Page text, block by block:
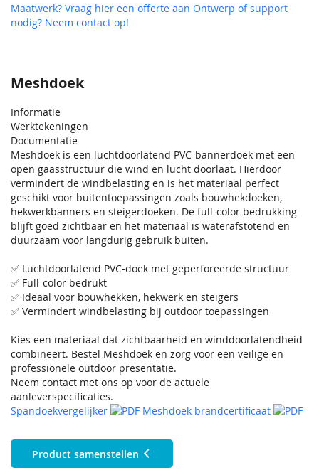
Meshdoek
Informatie
Werktekeningen
Documentatie
Meshdoek is een luchtdoorlatend PVC-bannerdoek met een
open gaasstructuur die wind en lucht doorlaat. Hierdoor
vermindert de windbelasting en is het materiaal perfect
geschikt voor buitentoepassingen zoals bouwhekdoeken,
hekwerkbanners en steigerdoeken. De full-color bedrukking
blijft goed zichtbaar en het materiaal is waterafstotend en
duurzaam voor langdurig gebruik buiten.
✅ Luchtdoorlatend PVC-doek met geperforeerde structuur
✅ Full-color bedrukt
✅ Ideaal voor bouwhekken, hekwerk en steigers
✅ Vermindert windbelasting bij outdoor toepassingen
Kies een materiaal dat zichtbaarheid en winddoorlatendheid
combineert. Bestel Meshdoek en zorg voor een veilige en
professionele outdoor presentatie.
Neem contact met ons op voor de actuele
aanleverspecificaties.
Spandoekvergelijker
Meshdoek brandcertificaat
Product samenstellen
Maatwerk? Vraag hier een offerte aan Ontwerp of support
nodig? Neem contact op!